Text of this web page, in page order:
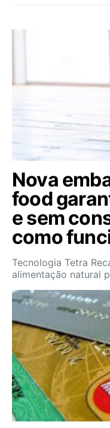
Nova
food
e sem
como
Tecnologia Tetra
alimentação natural